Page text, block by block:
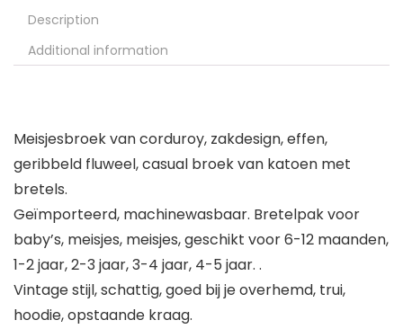
Description
Additional information
Meisjesbroek van corduroy, zakdesign, effen,
geribbeld fluweel, casual broek van katoen met
bretels.
Geïmporteerd, machinewasbaar. Bretelpak voor
baby’s, meisjes, meisjes, geschikt voor 6-12 maanden,
1-2 jaar, 2-3 jaar, 3-4 jaar, 4-5 jaar. .
Vintage stijl, schattig, goed bij je overhemd, trui,
hoodie, opstaande kraag.